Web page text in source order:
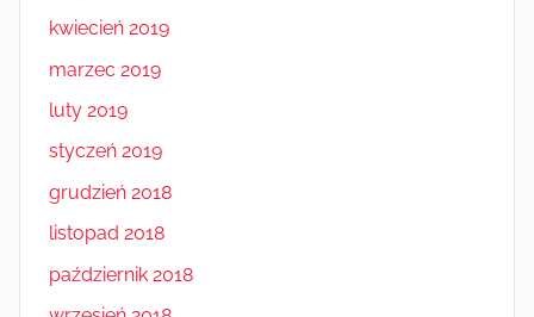
kwiecień 2019
marzec 2019
luty 2019
styczeń 2019
grudzień 2018
listopad 2018
październik 2018